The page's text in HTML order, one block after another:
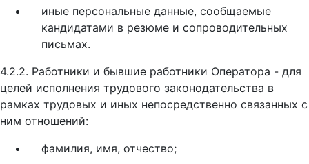
иные персональные данные, сообщаемые
кандидатами в резюме и сопроводительных
письмах.
4.2.2. Работники и бывшие работники Оператора - для
целей исполнения трудового законодательства в
рамках трудовых и иных непосредственно связанных с
ним отношений:
фамилия, имя, отчество;